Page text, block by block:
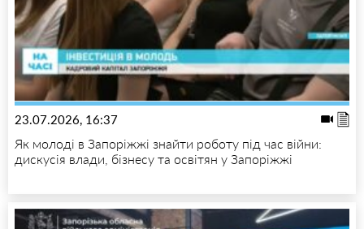
23.07.2026, 16:37
Як молоді в Запоріжжі знайти роботу під час війни:
дискусія влади, бізнесу та освітян у Запоріжжі